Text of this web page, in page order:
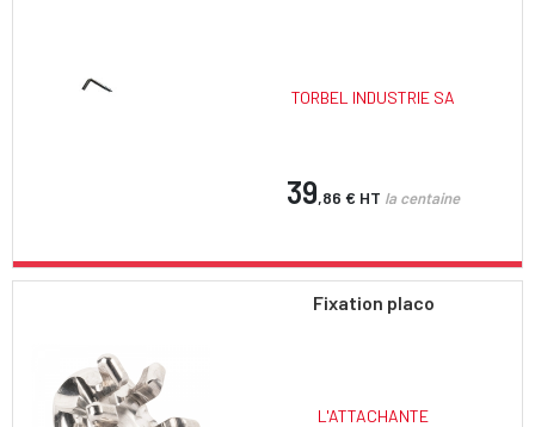
TORBEL INDUSTRIE SA
39,86 € HT la centaine
Fixation placo
L'ATTACHANTE